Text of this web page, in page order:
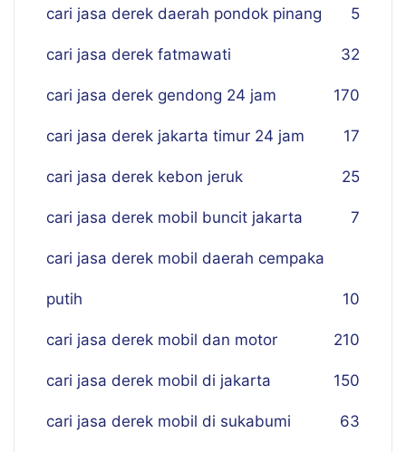
cari jasa derek daerah pondok pinang 5
cari jasa derek fatmawati 32
cari jasa derek gendong 24 jam 170
cari jasa derek jakarta timur 24 jam 17
cari jasa derek kebon jeruk 25
cari jasa derek mobil buncit jakarta 7
cari jasa derek mobil daerah cempaka
putih 10
cari jasa derek mobil dan motor 210
cari jasa derek mobil di jakarta 150
cari jasa derek mobil di sukabumi 63